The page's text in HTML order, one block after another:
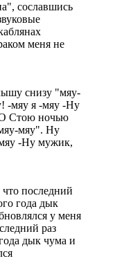
сославшись
меня не
снизу "мяу-
-мяу я -мяу -Ну
Стою ночью
мяу". Ну
-Ну мужик,
последний
года дык
у меня
раз
дык чума и